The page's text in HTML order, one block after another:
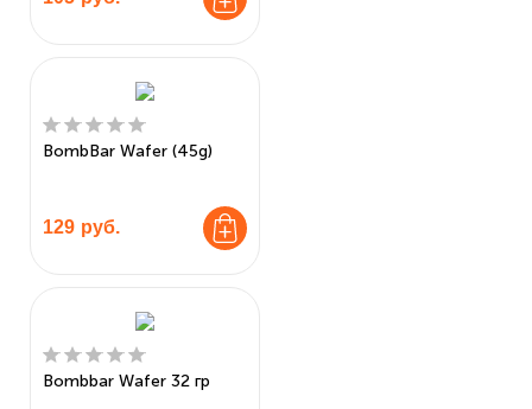
BombBar Wafer (45g)
129 руб.
Bombbar Wafer 32 гр